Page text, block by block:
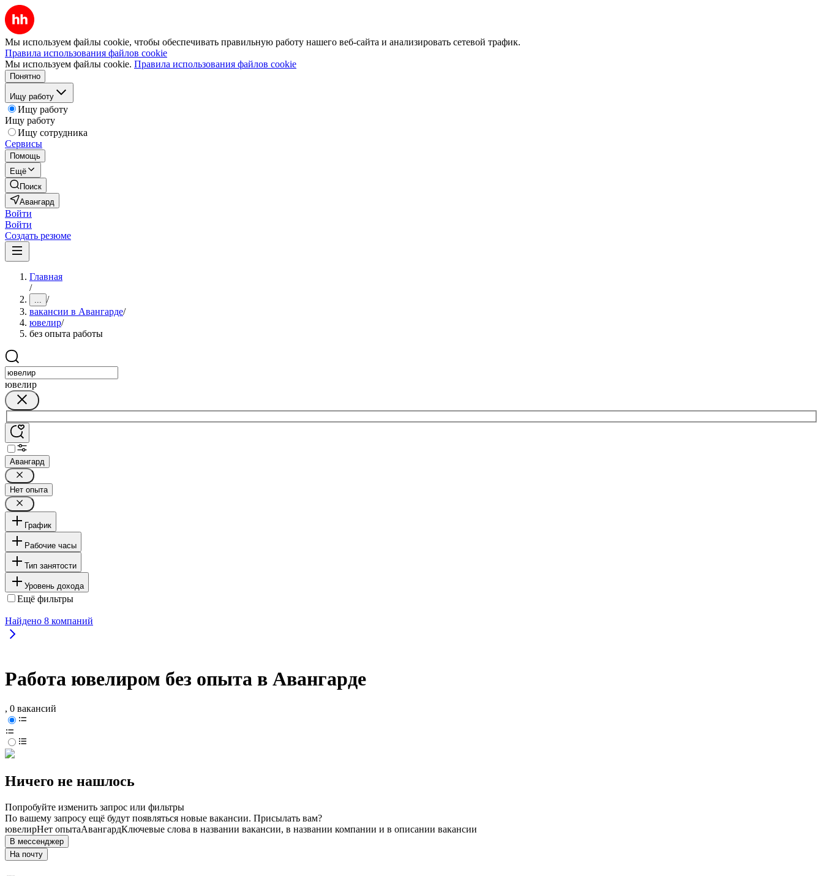
Мы используем файлы cookie, чтобы обеспечивать правильную работу нашего веб-сайта и анализировать сетевой трафик.
Правила использования файлов cookie
Мы используем файлы cookie. Правила использования файлов cookie
Понятно
Ищу работу
Ищу работу
Ищу работу
Ищу сотрудника
Сервисы
Помощь
Ещё
Поиск
Авангард
Войти
Войти
Создать резюме
Главная
/
... /
вакансии в Авангарде/
ювелир/
без опыта работы
ювелир
Авангард
Нет опыта
График
Рабочие часы
Тип занятости
Уровень дохода
Ещё фильтры
Найдено 8 компаний
Работа ювелиром без опыта в Авангарде
, 0 вакансий
Ничего не нашлось
Попробуйте изменить запрос или фильтры
По вашему запросу ещё будут появляться новые вакансии. Присылать вам?
ювелирНет опытаАвангардКлючевые слова в названии вакансии, в названии компании и в описании вакансии
В мессенджер
На почту